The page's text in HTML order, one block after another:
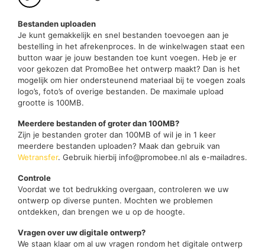
Bestanden uploaden
Je kunt gemakkelijk en snel bestanden toevoegen aan je
bestelling in het afrekenproces. In de winkelwagen staat een
button waar je jouw bestanden toe kunt voegen. Heb je er
voor gekozen dat PromoBee het ontwerp maakt? Dan is het
mogelijk om hier ondersteunend materiaal bij te voegen zoals
logo’s, foto’s of overige bestanden. De maximale upload
grootte is 100MB.
Meerdere bestanden of groter dan 100MB?
Zijn je bestanden groter dan 100MB of wil je in 1 keer
meerdere bestanden uploaden? Maak dan gebruik van
Wetransfer. Gebruik hierbij info@promobee.nl als e-mailadres.
Controle
Voordat we tot bedrukking overgaan, controleren we uw
ontwerp op diverse punten. Mochten we problemen
ontdekken, dan brengen we u op de hoogte.
Vragen over uw digitale ontwerp?
We staan klaar om al uw vragen rondom het digitale ontwerp